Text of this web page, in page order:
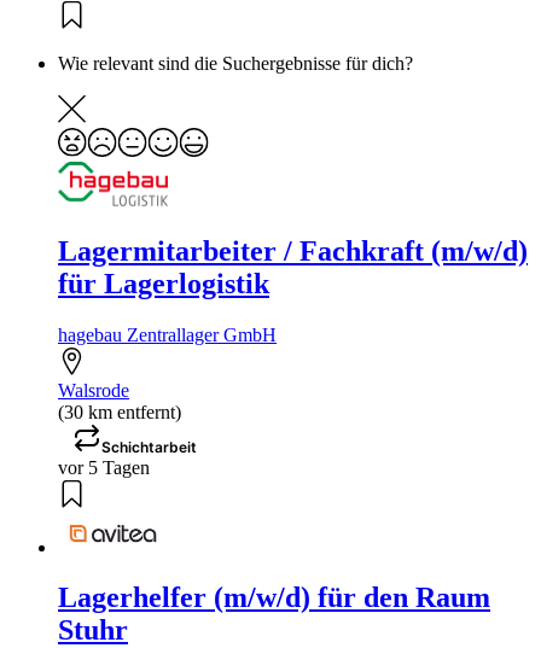
Wie relevant sind die Suchergebnisse für dich?
Lagermitarbeiter / Fachkraft (m/w/d)
für Lagerlogistik
hagebau Zentrallager GmbH
Walsrode
(30 km entfernt)
Schichtarbeit
vor 5 Tagen
Lagerhelfer (m/w/d) für den Raum
Stuhr